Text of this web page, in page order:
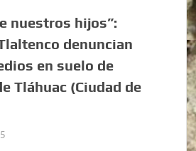
nuestros hijos”:
denuncian
en suelo de
Tláhuac (Ciudad de